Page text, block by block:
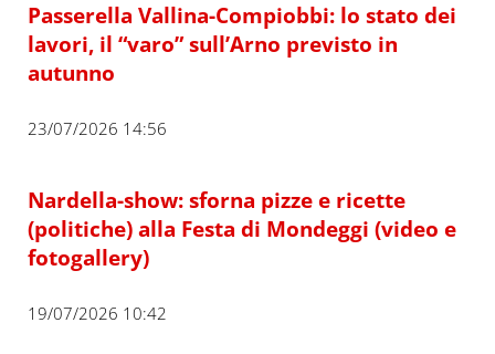
Passerella Vallina-Compiobbi: lo stato dei
lavori, il “varo” sull’Arno previsto in
autunno
23/07/2026 14:56
Nardella-show: sforna pizze e ricette
(politiche) alla Festa di Mondeggi (video e
fotogallery)
19/07/2026 10:42